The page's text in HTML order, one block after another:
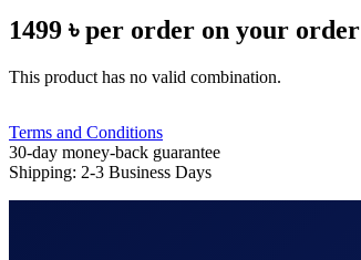
1499 ৳ per order on your order
This product has no valid combination.
Terms and Conditions
30-day money-back guarantee
Shipping: 2-3 Business Days